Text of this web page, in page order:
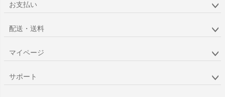
お支払い
配送・送料
マイページ
サポート